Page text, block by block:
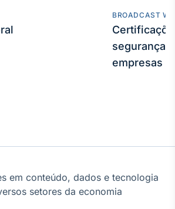
BROADCAST
segurança
empresas
em conteúdo, dados e tecnologia
setores da economia